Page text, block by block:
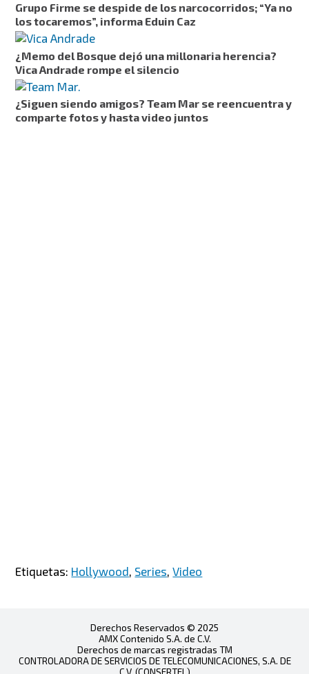
Grupo Firme se despide de los narcocorridos; “Ya no
los tocaremos”, informa Eduin Caz
¿Memo del Bosque dejó una millonaria herencia?
Vica Andrade rompe el silencio
¿Siguen siendo amigos? Team Mar se reencuentra y
comparte fotos y hasta video juntos
Etiquetas: Hollywood, Series,Video
Derechos Reservados © 2025
AMX Contenido S.A. de C.V.
Derechos de marcas registradas TM
CONTROLADORA DE SERVICIOS DE TELECOMUNICACIONES, S.A. DE
C.V. (CONSERTEL)